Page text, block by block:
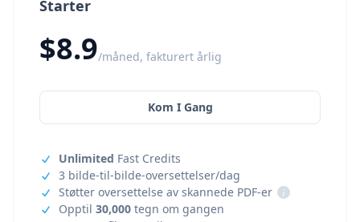
Starter
$8.9/måned, fakturert årlig
Kom I Gang
Unlimited Fast Credits
3 bilde-til-bilde-oversettelser/dag
Støtter oversettelse av skannede PDF-er
i
Opptil 30,000 tegn om gangen